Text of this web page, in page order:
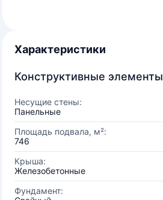
Характеристики
Конструктивные элементы
Несущие стены:
Панельные
Площадь подвала, м²:
746
Крыша:
Железобетонные
Фундамент: